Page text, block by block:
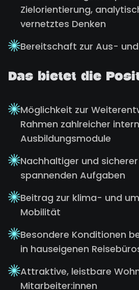
Zielorientierung,
vernetztes Denken
Bereitschaft zur Aus-
Das bietet die
Möglichkeit zur
Rahmen zahlreicher
Ausbildungsmodule
Nachhaltiger und
spannenden Aufgaben
Beitrag zur klima- und
Mobilität
Besondere Konditionen
in hauseigenen
Attraktive, leistbare
Mitarbeiter:innen